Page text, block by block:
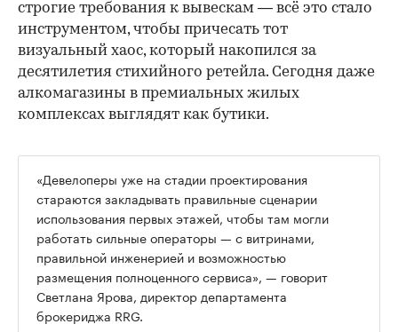
строгие требования к вывескам — всё это стало
инструментом, чтобы причесать тот
визуальный хаос, который накопился за
десятилетия стихийного ретейла. Сегодня даже
алкомагазины в премиальных жилых
комплексах выглядят как бутики.
00:00
«Девелоперы уже на стадии проектирования
стараются закладывать правильные сценарии
использования первых этажей, чтобы там могли
работать сильные операторы — с витринами,
правильной инженерией и возможностью
размещения полноценного сервиса», — говорит
Светлана Ярова, директор департамента
брокериджа RRG.